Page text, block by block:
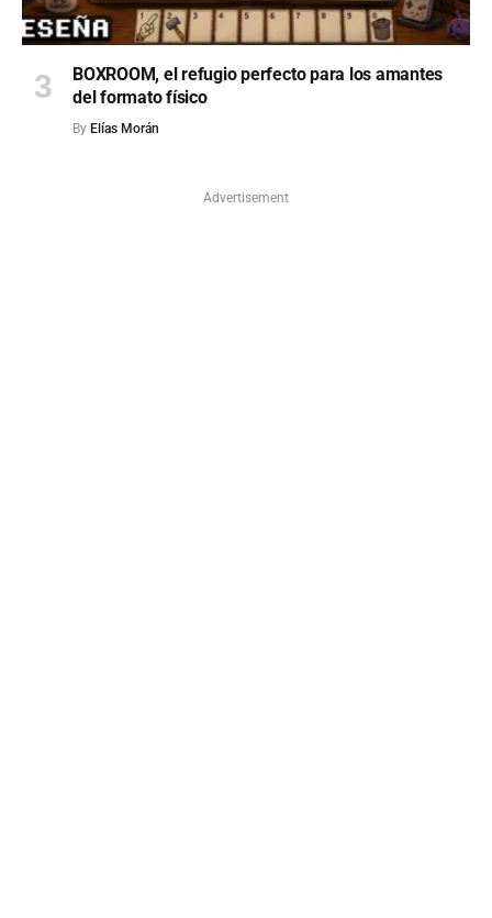
BOXROOM, el refugio perfecto para los amantes
del formato físico
By Elías Morán
Advertisement